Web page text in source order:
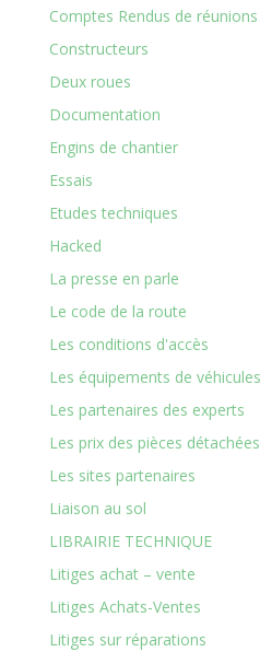
Comptes Rendus de réunions
Constructeurs
Deux roues
Documentation
Engins de chantier
Essais
Etudes techniques
Hacked
La presse en parle
Le code de la route
Les conditions d'accès
Les équipements de véhicules
Les partenaires des experts
Les prix des pièces
Les sites partenaires
Liaison au sol
LIBRAIRIE TECHNIQUE
Litiges achat – vente
Litiges Achats-Ventes
Litiges sur réparations